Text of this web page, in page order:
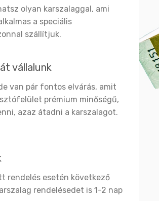
olyan karszalaggal, ami
a speciális
szállítjuk.
vállalunk
van pár fontos elvárás, amit
prémium minőségű,
azaz átadni a karszalagot.
rendelés esetén következő
rendelésedet is 1-2 nap